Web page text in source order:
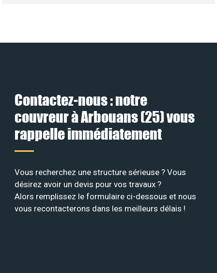
Contactez-nous : notre
couvreur à Arbouans (25) vous
rappelle immédiatement
Vous recherchez une structure sérieuse ? Vous
désirez avoir un devis pour vos travaux ?
Alors remplissez le formulaire ci-dessous et nous
vous recontacterons dans les meilleurs délais !